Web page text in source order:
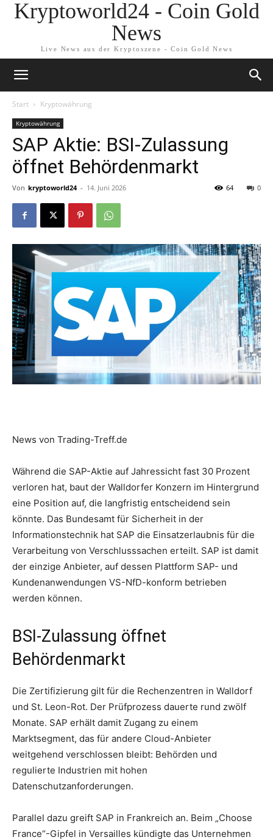
Kryptoworld24 - Coin Gold
News
Live News aus der Kryptoszene - Coin Gold News
Start Kryptowährung
Kryptowährung
SAP Aktie: BSI-Zulassung
öffnet Behördenmarkt
Von kryptoworld24 - 14. Juni 2026 0
64
News von Trading-Treff.de
Während die SAP-Aktie auf Jahressicht fast 30 Prozent
verloren hat, baut der Walldorfer Konzern im Hintergrund
eine Position auf, die langfristig entscheidend sein
könnte. Das Bundesamt für Sicherheit in der
Informationstechnik hat SAP die Einsatzerlaubnis für die
Verarbeitung von Verschlusssachen erteilt. SAP ist damit
der einzige Anbieter, auf dessen Plattform SAP- und
Kundenanwendungen VS-NfD-konform betrieben
werden können.
BSI-Zulassung öffnet
Behördenmarkt
Die Zertifizierung gilt für die Rechenzentren in Walldorf
und St. Leon-Rot. Der Prüfprozess dauerte rund zwölf
Monate. SAP erhält damit Zugang zu einem
Marktsegment, das für andere Cloud-Anbieter
weitgehend verschlossen bleibt: Behörden und
regulierte Industrien mit hohen
Datenschutzanforderungen.
Parallel dazu greift SAP in Frankreich an. Beim „Choose
France“-Gipfel in Versailles kündigte das Unternehmen